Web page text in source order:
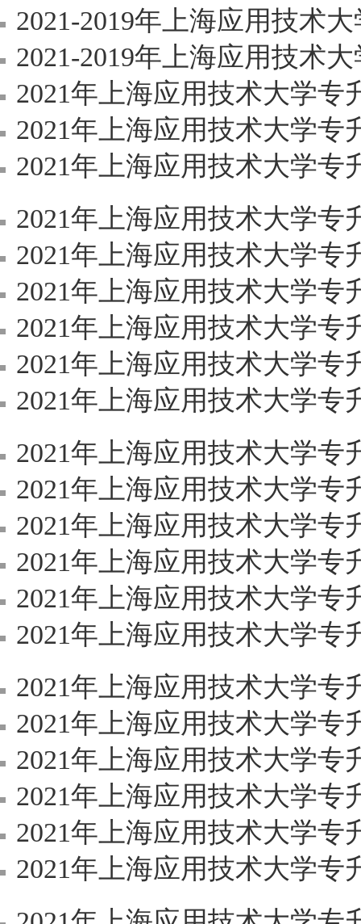
2021-2019年上海应用技术
2021-2019年上海应用技术大学
2021年上海应用技术大学专升本新生
2021年上海应用技术大学专升本录
2021年上海应用技术大学专升本
2021年上海应用技术大学专
2021年上海应用技术大学专
2021年上海应用技术大学专
2021年上海应用技术大学专
2021年上海应用技术大学专
2021年上海应用技术大学专升本（高本
2021年上海应用技术大学专
2021年上海应用技术大学专
2021年上海应用技术大学专
2021年上海应用技术大学专升本
2021年上海应用技术大学专升本
2021年上海应用技术大学专升本《
2021年上海应用技术大学专升本《
2021年上海应用技术大学专升本
2021年上海应用技术大学专升本
2021年上海应用技术大学专升本《电
2021年上海应用技术大学专升本《电
2021年上海应用技术大学专升本《C